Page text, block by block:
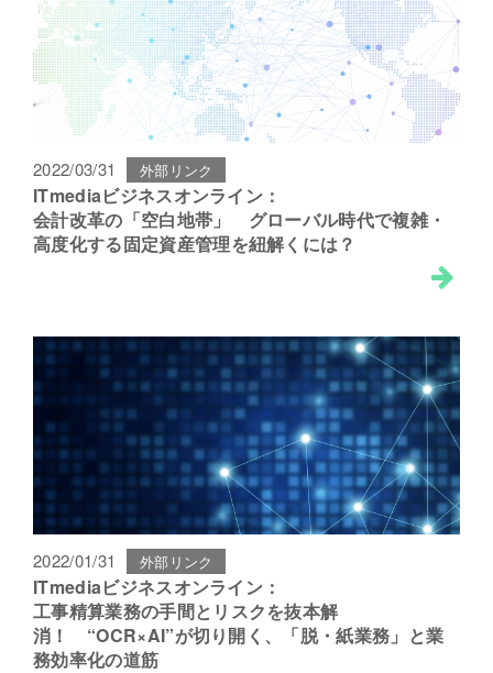
2022/03/31 外部リンク
ITmediaビジネスオンライン：
会計改革の「空白地帯」 グローバル時代で複雑・
高度化する固定資産管理を紐解くには？
2022/01/31 外部リンク
ITmediaビジネスオンライン：
工事精算業務の手間とリスクを抜本解
消！ “OCR×AI”が切り開く、「脱・紙業務」と業
務効率化の道筋